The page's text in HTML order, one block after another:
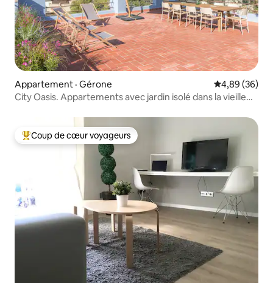
Appartement · Gérone Note
4,89 (36)
City Oasis. Appartements avec jardin isolé dans la vieille
Coup de cœur voyageurs parmi les plus aimés
Coup de cœur voyageurs